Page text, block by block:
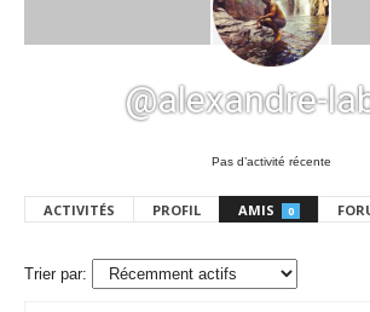
@alexandre-
Pas d’activité récente
ACTIVITÉS PROFIL AMIS 0
Trier par: